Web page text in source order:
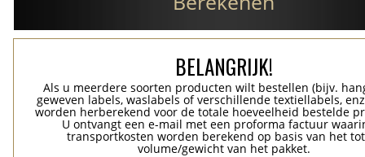
BELANGRIJK!
Als u meerdere soorten producten wilt bestellen (bijv.
geweven labels, waslabels of verschillende textiellabels,
worden herberekend voor de totale hoeveelheid bestelde
U ontvangt een e-mail met een proforma factuur
transportkosten worden berekend op basis van het
volume/gewicht van het pakket.